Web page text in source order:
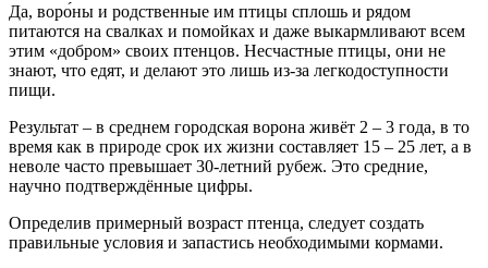
Да, воро́ны и родственные им птицы сплошь и рядом
питаются на свалках и помойках и даже выкармливают всем
этим «добром» своих птенцов. Несчастные птицы, они не
знают, что едят, и делают это лишь из-за легкодоступности
пищи.
Результат – в среднем городская ворона живёт 2 – 3 года, в то
время как в природе срок их жизни составляет 15 – 25 лет, а в
неволе часто превышает 30-летний рубеж. Это средние,
научно подтверждённые цифры.
Определив примерный возраст птенца, следует создать
правильные условия и запастись необходимыми кормами.